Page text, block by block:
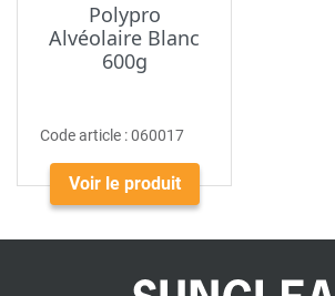
Polypro
Alvéolaire Blanc
600g
Code article :060017
Voir le produit